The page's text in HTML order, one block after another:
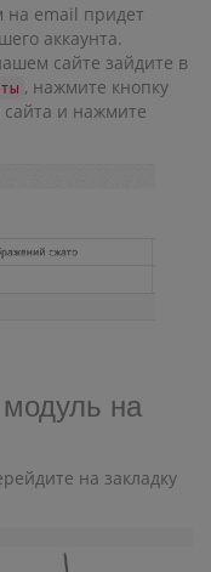
на email придет
аккаунта.
сайте зайдите в
, нажмите кнопку
сайта и нажмите
на
на закладку